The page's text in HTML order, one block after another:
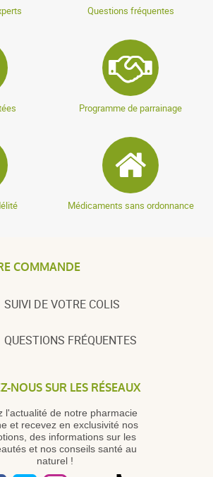
Questions fréquentes
Programme de parrainage
Médicaments sans ordonnance
COMMANDE
SUIVI DE VOTRE COLIS
QUESTIONS FRÉQUENTES
NOUS SUR LES RÉSEAUX
l'actualité de notre pharmacie
et recevez en exclusivité nos
des informations sur les
et nos conseils santé au
naturel !